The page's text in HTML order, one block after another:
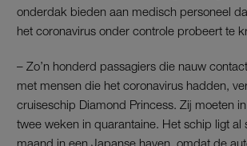
onderdak bieden aan medisch personeel
het coronavirus onder controle probeert te
– Zo’n honderd passagiers die nauw
met mensen die het coronavirus hadden,
cruiseschip Diamond Princess. Zij moeten
twee weken in quarantaine. Het schip ligt al
maand in een Japanse haven, omdat de